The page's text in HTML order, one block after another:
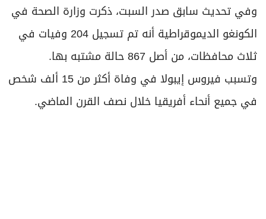
وفي تحديث سابق صدر السبت، ذكرت وزارة الصحة في
الكونغو الديموقراطية أنه تم تسجيل 204 وفيات في
ثلاث محافظات، من أصل 867 حالة مشتبه بها.
وتسبب فيروس إيبولا في وفاة أكثر من 15 ألف شخص
في جميع أنحاء أفريقيا خلال نصف القرن الماضي.